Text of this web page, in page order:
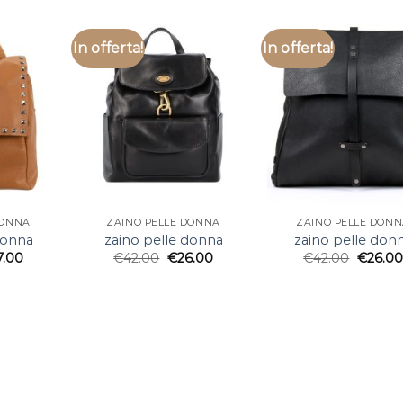
In offerta!
ZAINO PELLE DONNA
zaino pelle donna
€42.00 €26.00
In offerta!
ZAINO PELLE
zaino pelle
€42.00 €26.00